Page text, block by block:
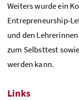
Weiters wurde ein
Entrepreneurship-
und den
zum Selbsttest
werden kann.
Links